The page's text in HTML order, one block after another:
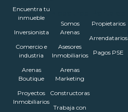
Encuentra tu
inmueble
Inversionista
Comercio e
industria
Arenas
Boutique
Proyectos
Inmobiliarios
Somos
Arenas
Asesores
Inmobiliarios
Arenas
Marketing
Constructoras
Trabaja con
Propietarios
Arrendatarios
Pagos PSE